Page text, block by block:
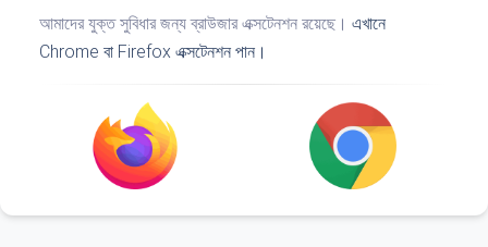
আমাদের যুক্ত সুবিধার জন্য ব্রাউজার এক্সটেনশন রয়েছে। এখানে
Chrome বা Firefox এক্সটেনশন পান।